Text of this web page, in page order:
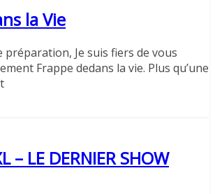
la Vie
préparation, Je suis fiers de vous
Frappe dedans la vie. Plus qu’une
– LE DERNIER SHOW